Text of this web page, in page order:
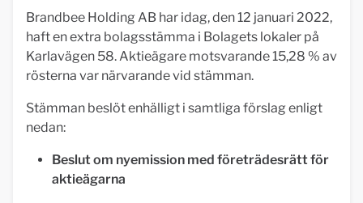
Brandbee Holding AB har idag, den 12 januari 2022,
haft en extra bolagsstämma i Bolagets lokaler på
Karlavägen 58. Aktieägare motsvarande 15,28 % av
rösterna var närvarande vid stämman.
Stämman beslöt enhälligt i samtliga förslag enligt
nedan:
Beslut om nyemission med företrädesrätt för
aktieägarna